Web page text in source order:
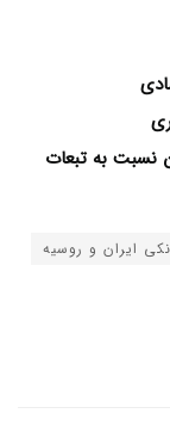
نسبت به تبعات
ایران و روسیه